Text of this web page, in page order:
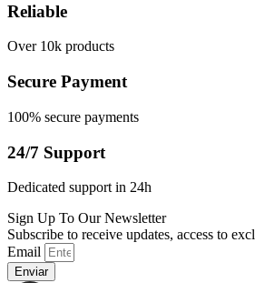
Reliable
Over 10k products
Secure Payment
100% secure payments
24/7 Support
Dedicated support in 24h
Sign Up To Our Newsletter
Subscribe to receive updates, access to
Email
Enviar